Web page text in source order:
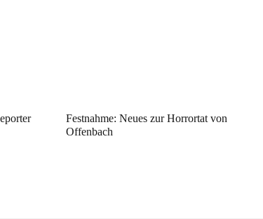
Festnahme: Neues zur Horrortat von
Offenbach